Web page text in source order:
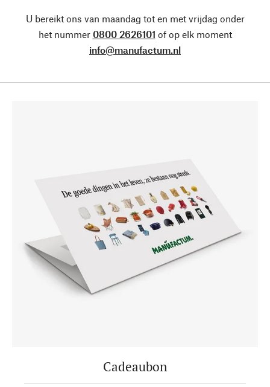
U bereikt ons van maandag tot en met vrijdag onder
het nummer 0800 2626101 of op elk moment
info@manufactum.nl
Cadeaubon